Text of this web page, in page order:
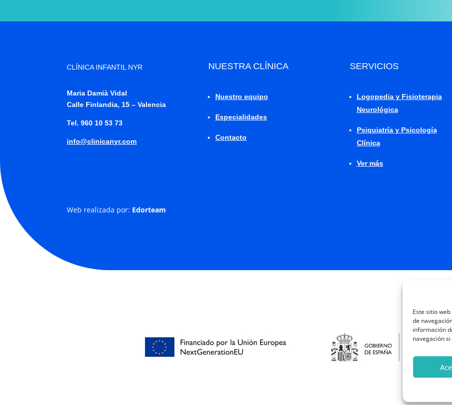
Este sitio
de
información
navegación
CLÍNICA INFANTIL NYR
Maria Damià Vidal
Calle Finlandia, 15 – Valencia
Tel. 960 10 53 73
info@clinicanyr.com
NUESTRA CLÍNICA
Nuestro equipo
Especialidades
Contacto
SERVICIOS
Logopedia y Fisioterapia
Neurológica
Psiquiatría y Psicología
Clínica
Ver más
Web realizada por: Edorteam